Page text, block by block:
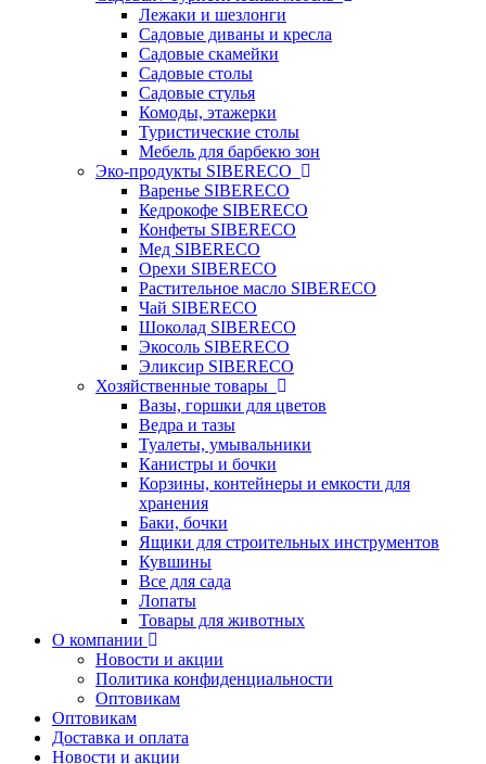
Лежаки и шезлонги
Садовые диваны и кресла
Садовые скамейки
Садовые столы
Садовые стулья
Комоды, этажерки
Туристические столы
Мебель для барбекю зон
Эко-продукты SIBERECO
Варенье SIBERECO
Кедрокофе SIBERECO
Конфеты SIBERECO
Мед SIBERECO
Орехи SIBERECO
Растительное масло SIBERECO
Чай SIBERECO
Шоколад SIBERECO
Экосоль SIBERECO
Эликсир SIBERECO
Хозяйственные товары
Вазы, горшки для цветов
Ведра и тазы
Туалеты, умывальники
Канистры и бочки
Корзины, контейнеры и емкости для
хранения
Баки, бочки
Ящики для строительных инструментов
Кувшины
Все для сада
Лопаты
Товары для животных
О компании
Новости и акции
Политика конфиденциальности
Оптовикам
Оптовикам
Доставка и оплата
Новости и акции